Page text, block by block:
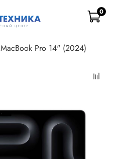
0
MacBook Pro 14" (2024)